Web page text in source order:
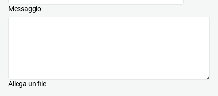
Messaggio
Allega un file